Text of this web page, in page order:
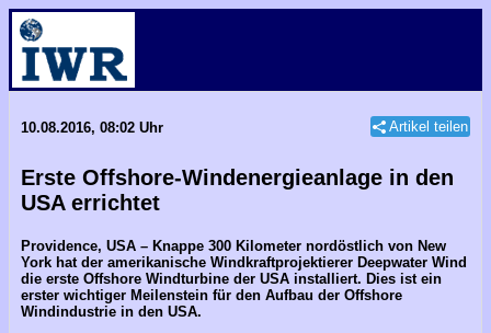
10.08.2016, 08:02 Uhr Artikel teilen
Erste Offshore-Windenergieanlage in den
USA errichtet
Providence, USA – Knappe 300 Kilometer nordöstlich von New
York hat der amerikanische Windkraftprojektierer Deepwater Wind
die erste Offshore Windturbine der USA installiert. Dies ist ein
erster wichtiger Meilenstein für den Aufbau der Offshore
Windindustrie in den USA.